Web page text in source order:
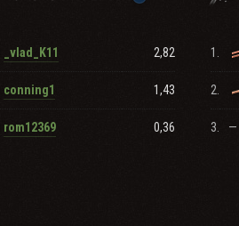
_vlad_K11 2,82
conning1 1,43
rom12369 0,36
1.
2.
3. —